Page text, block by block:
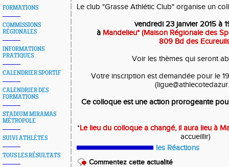
FORMATIONS
COMMISSIONS
RÉGIONALES
INFORMATIONS
PRATIQUES
CALENDRIER SPORTIF
CALENDRIER DES
FORMATIONS
STADIUM MIRAMAS
MÉTROPOLE
SUIVI ATHLÈTES
TOUS LES RÉSULTATS
Le club "Grasse Athlétic Club" organise un
vendredi 23 janvier 2015 à
à Mandelieu* (Maison Régionale des
809 Bd des
Voir les thèmes qui seront
Votre inscription est demandée pour le
Ce colloque est une action prorogeante
*Le lieu du colloque a changé, il aura lieu à
accueillir)
les Réactions
Commentez cette actualité